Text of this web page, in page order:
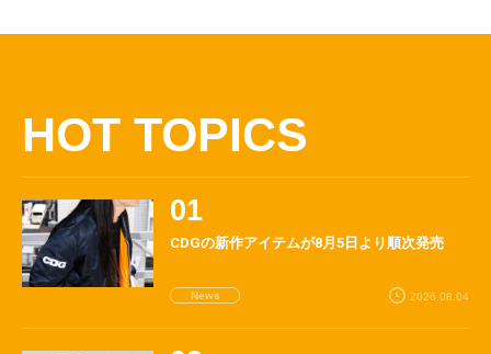
HOT TOPICS
CDGの新作アイテムが8月5日より順次発売
News 2026.08.04